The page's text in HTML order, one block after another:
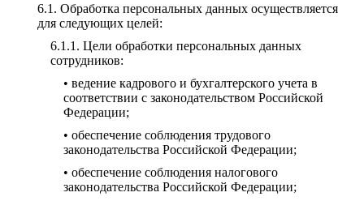
Обработка персональных данных осуществляется
для следующих целей:
Цели обработки персональных данных
сотрудников:
• ведение кадрового и бухгалтерского учета в
соответствии с законодательством Российской
Федерации;
• обеспечение соблюдения трудового
законодательства Российской Федерации;
• обеспечение соблюдения налогового
законодательства Российской Федерации;